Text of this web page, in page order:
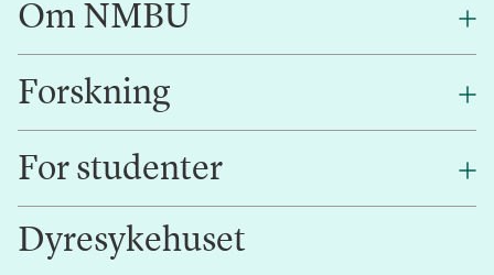
Om NMBU
Om oss
Alumni
Forskning
Forskning
Innovasjon
For studenter
Studentlivet
Dyresykehuset